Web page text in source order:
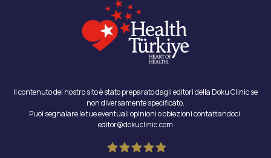
Il contenuto del nostro sito è stato preparato dagli editori della Doku Clinic se
non diversamente specificato.
Puoi segnalare le tue eventuali opinioni o obiezioni contattandoci.
editor@dokuclinic.com